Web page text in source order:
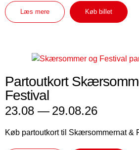
Læs mere Køb billet
Partoutkort
Festival
23.08 — 29.08.26
Køb partoutkort til Skærsommernat &